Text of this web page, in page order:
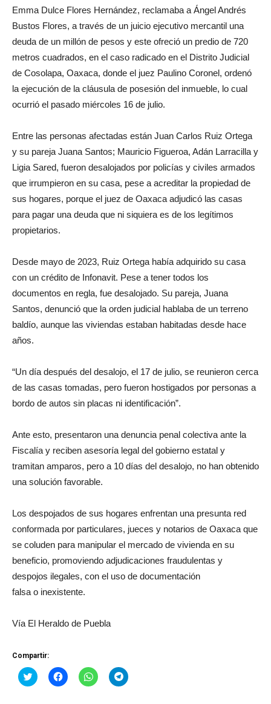
Emma Dulce Flores Hernández, reclamaba a Ángel Andrés
Bustos Flores, a través de un juicio ejecutivo mercantil una
deuda de un millón de pesos y este ofreció un predio de 720
metros cuadrados, en el caso radicado en el Distrito Judicial
de Cosolapa, Oaxaca, donde el juez Paulino Coronel, ordenó
la ejecución de la cláusula de posesión del inmueble, lo cual
ocurrió el pasado miércoles 16 de julio.
Entre las personas afectadas están Juan Carlos Ruiz Ortega
y su pareja Juana Santos; Mauricio Figueroa, Adán Larracilla y
Ligia Sared, fueron desalojados por policías y civiles armados
que irrumpieron en su casa, pese a acreditar la propiedad de
sus hogares, porque el juez de Oaxaca adjudicó las casas
para pagar una deuda que ni siquiera es de los legítimos
propietarios.
Desde mayo de 2023, Ruiz Ortega había adquirido su casa
con un crédito de Infonavit. Pese a tener todos los
documentos en regla, fue desalojado. Su pareja, Juana
Santos, denunció que la orden judicial hablaba de un terreno
baldío, aunque las viviendas estaban habitadas desde hace
años.
“Un día después del desalojo, el 17 de julio, se reunieron cerca
de las casas tomadas, pero fueron hostigados por personas a
bordo de autos sin placas ni identificación”.
Ante esto, presentaron una denuncia penal colectiva ante la
Fiscalía y reciben asesoría legal del gobierno estatal y
tramitan amparos, pero a 10 días del desalojo, no han obtenido
una solución favorable.
Los despojados de sus hogares enfrentan una presunta red
conformada por particulares, jueces y notarios de Oaxaca que
se coluden para manipular el mercado de vivienda en su
beneficio, promoviendo adjudicaciones fraudulentas y
despojos ilegales, con el uso de documentación
falsa o inexistente.
Vía El Heraldo de Puebla
Compartir:
Haz
clic
Haz
clic
Haz
clic
Haz
clic